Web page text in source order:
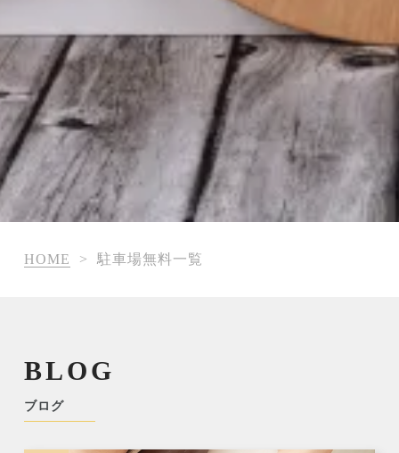
HOME > 駐車場無料一覧
BLOG
ブログ